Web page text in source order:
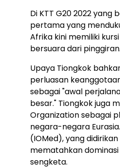
Di KTT G20 2022 yang
pertama yang
Afrika kini memiliki
bersuara dari pinggiran.
Upaya Tiongkok
perluasan
sebagai "awal
besar." Tiongkok juga
Organization sebagai
negara-negara
(IOMed), yang
mematahkan
sengketa.